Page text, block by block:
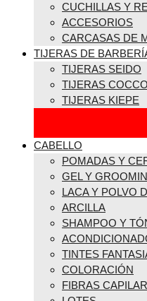
CUCHILLAS Y
ACCESORIOS
CARCASAS DE
TIJERAS DE
TIJERAS SEIDO
TIJERAS COCCO
TIJERAS KIEPE
CABELLO
POMADAS Y
GEL Y
LACA Y POLVO
ARCILLA
SHAMPOO Y
TINTES
COLORACIÓN
FIBRAS